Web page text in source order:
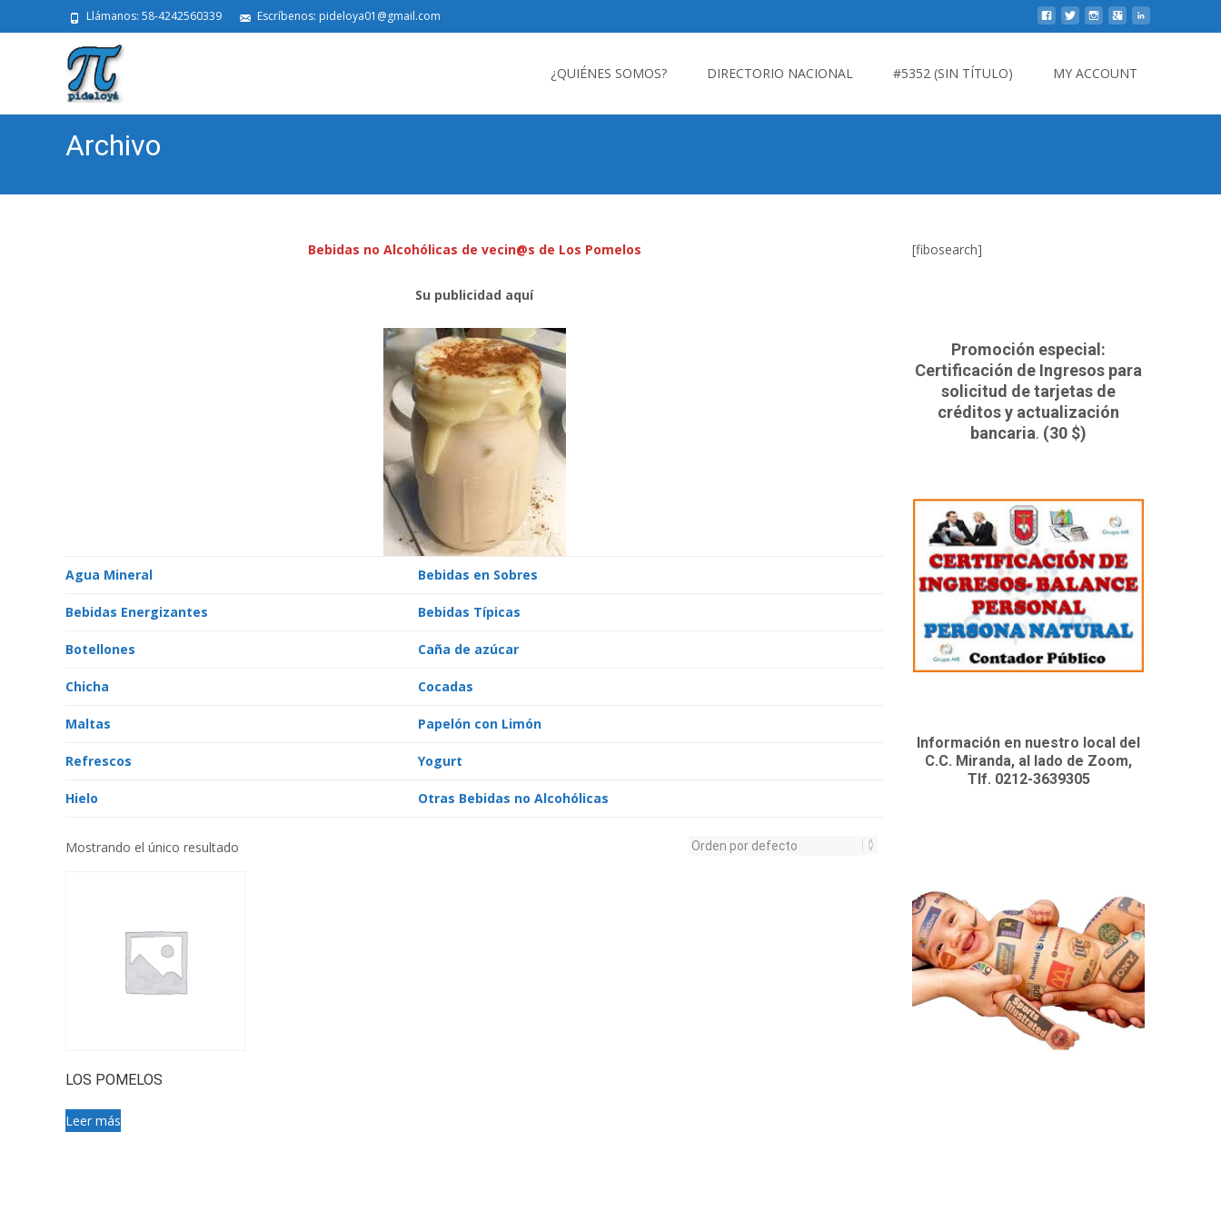
Llámanos: 58-4242560339 Escríbenos: pideloya01@gmail.com
¿QUIÉNES SOMOS? DIRECTORIO NACIONAL #5352 (SIN TÍTULO) MY ACCOUNT
Archivo
Bebidas no Alcohólicas de vecin@s de Los Pomelos
Su publicidad aquí
Agua Mineral Bebidas en Sobres
Bebidas Energizantes Bebidas Típicas
Botellones Caña de azúcar
Chicha Cocadas
Maltas Papelón con Limón
Refrescos Yogurt
Hielo Otras Bebidas no Alcohólicas
Mostrando el único resultado
LOS POMELOS
Leer más
[fibosearch]
Promoción especial:
Certificación de Ingresos para
solicitud de tarjetas de
créditos y actualización
bancaria. (30 $)
Información en nuestro local del
C.C. Miranda, al lado de Zoom,
Tlf. 0212-3639305